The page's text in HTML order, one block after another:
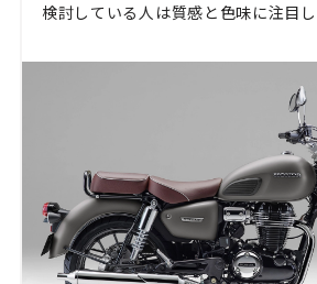
検討している人は質感と色味に注目し